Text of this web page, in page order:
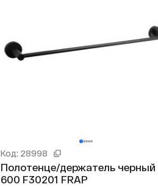
Код: 28998
Полотенце/держатель черный
600 F30201 FRAP